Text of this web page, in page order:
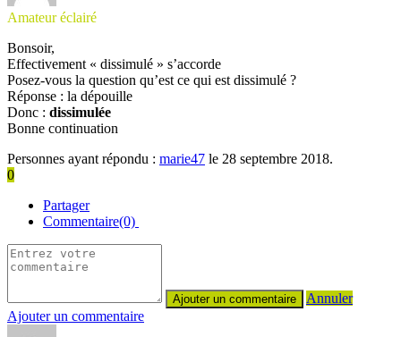
Amateur éclairé
Bonsoir,
Effectivement « dissimulé » s’accorde
Posez-vous la question qu’est ce qui est dissimulé ?
Réponse : la dépouille
Donc : dissimulée
Bonne continuation
Personnes ayant répondu : marie47 le 28 septembre 2018.
0
Partager
Commentaire(0)
Annuler
Ajouter un commentaire